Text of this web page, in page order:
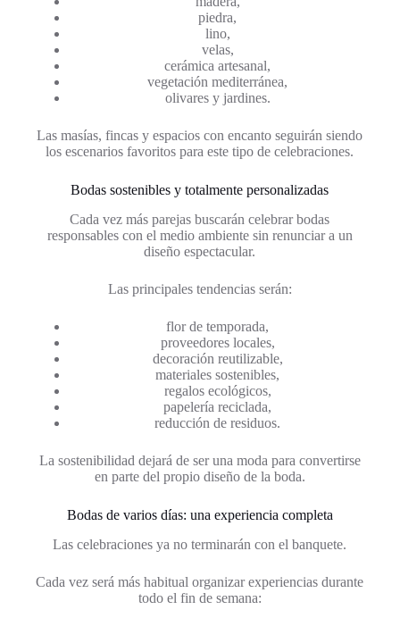
piedra,
lino,
velas,
cerámica artesanal,
vegetación mediterránea,
olivares y jardines.
Las masías, fincas y espacios con encanto seguirán siendo
los escenarios favoritos para este tipo de celebraciones.
Bodas sostenibles y totalmente personalizadas
Cada vez más parejas buscarán celebrar bodas
responsables con el medio ambiente sin renunciar a un
diseño espectacular.
Las principales tendencias serán:
flor de temporada,
proveedores locales,
decoración reutilizable,
materiales sostenibles,
regalos ecológicos,
papelería reciclada,
reducción de residuos.
La sostenibilidad dejará de ser una moda para convertirse
en parte del propio diseño de la boda.
Bodas de varios días: una experiencia completa
Las celebraciones ya no terminarán con el banquete.
Cada vez será más habitual organizar experiencias durante
todo el fin de semana: